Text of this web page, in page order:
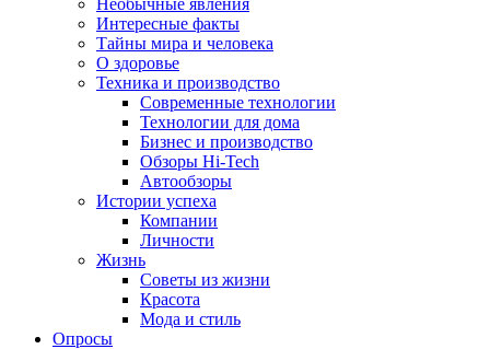
Необычные явления
Интересные факты
Тайны мира и человека
О здоровье
Техника и производство
Современные технологии
Технологии для дома
Бизнес и производство
Обзоры Hi-Tech
Автообзоры
Истории успеха
Компании
Личности
Жизнь
Советы из жизни
Красота
Мода и стиль
Опросы